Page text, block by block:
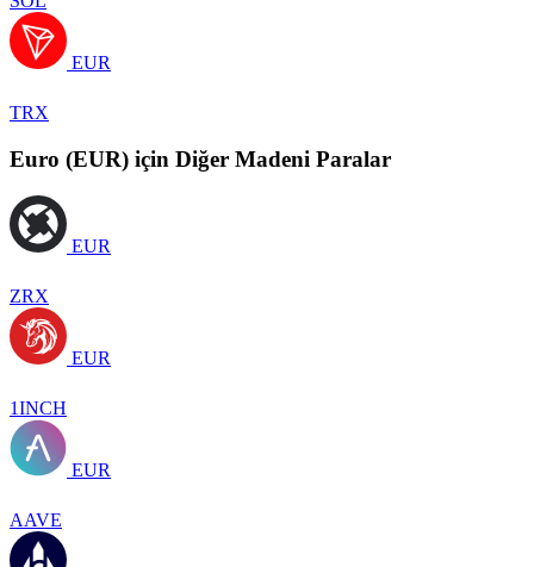
EUR
TRX
Euro (EUR) için Diğer Madeni Paralar
EUR
ZRX
EUR
1INCH
EUR
AAVE